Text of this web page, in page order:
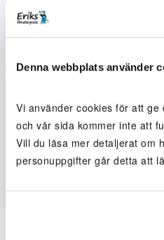
Denna webbplats använder
Vi använder cookies för att
och vår sida kommer inte att
Vill du läsa mer detaljerat om
personuppgifter går detta att